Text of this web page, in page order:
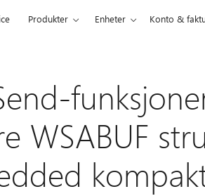
Produkter Enheter Konto &
WSABUF